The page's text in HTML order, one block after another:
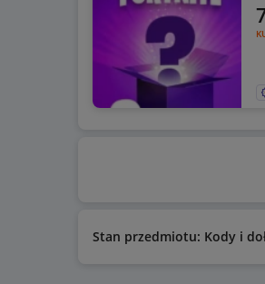
Stan przedmiotu: Kody i